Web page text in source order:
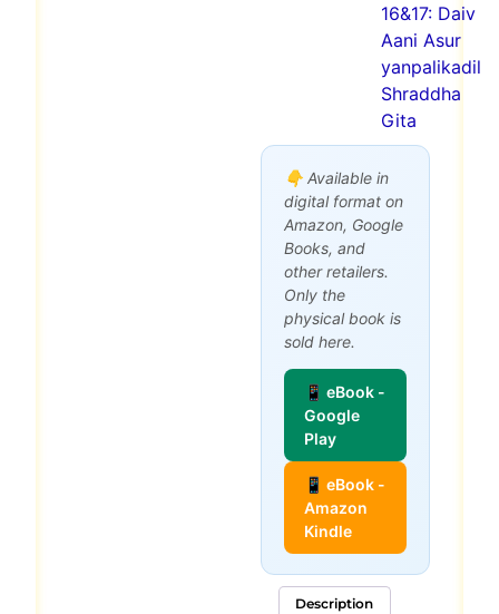
16&17: Daiv
Aani Asur
yanpalikadil
Shraddha
Gita
👇 Available in
digital format on
Amazon, Google
Books, and
other retailers.
Only the
physical book is
sold here.
📱 eBook -
Google
Play
📱 eBook -
Amazon
Kindle
Description